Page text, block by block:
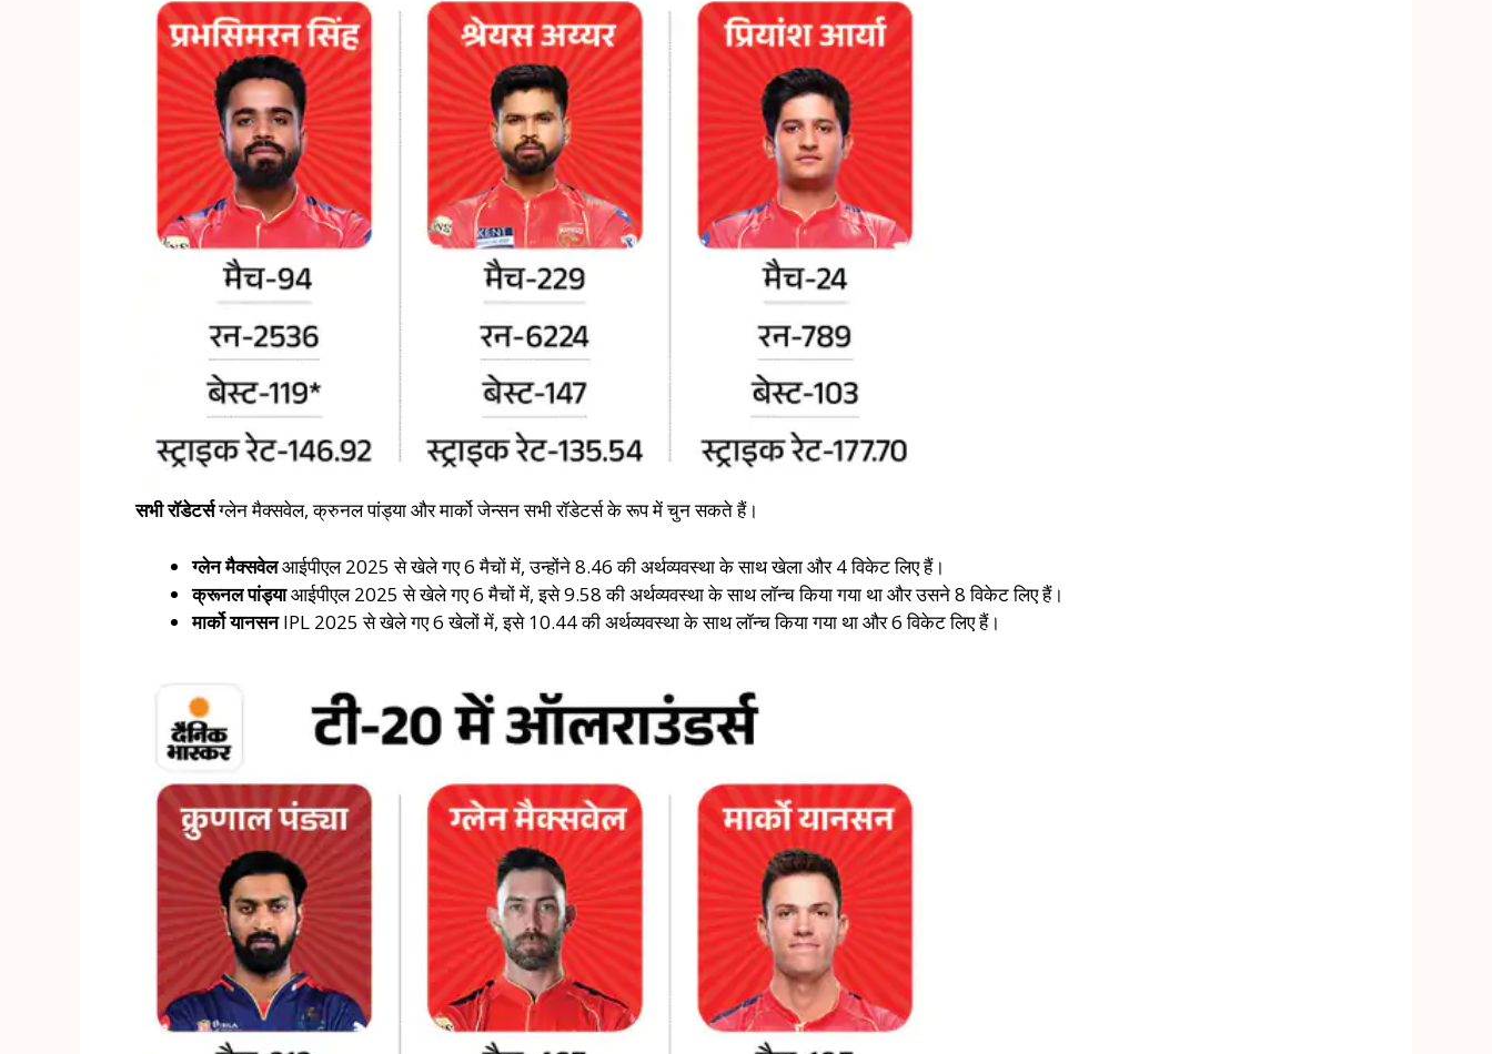
सभी रॉडेटर्सग्लेन मैक्सवेल, क्रुनल पांड्या और मार्को जेन्सन सभी रॉडेटर्स के रूप में चुन सकते हैं।
ग्लेन मैक्सवेलआईपीएल 2025 से खेले गए 6 मैचों में, उन्होंने 8.46 की अर्थव्यवस्था के साथ खेला और 4 विकेट लिए हैं।
क्रूनल पांड्याआईपीएल 2025 से खेले गए 6 मैचों में, इसे 9.58 की अर्थव्यवस्था के साथ लॉन्च किया गया था और उसने 8 विकेट लिए हैं।
मार्को यानसनIPL 2025 से खेले गए 6 खेलों में, इसे 10.44 की अर्थव्यवस्था के साथ लॉन्च किया गया था और 6 विकेट लिए हैं।